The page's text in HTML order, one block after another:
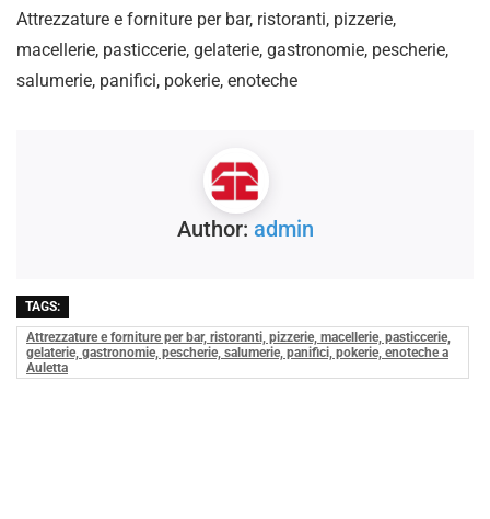
Attrezzature e forniture per bar, ristoranti, pizzerie,
macellerie, pasticcerie, gelaterie, gastronomie, pescherie,
salumerie, panifici, pokerie, enoteche
Author: admin
TAGS:
Attrezzature e forniture per bar, ristoranti, pizzerie, macellerie, pasticcerie,
gelaterie, gastronomie, pescherie, salumerie, panifici, pokerie, enoteche a
Auletta